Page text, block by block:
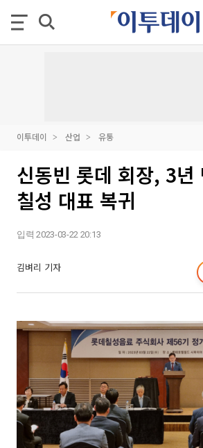
이투데이 산업 유통
신동빈 롯데 회장, 3년
칠성 대표 복귀
입력 2023-03-22 20:13
김벼리 기자